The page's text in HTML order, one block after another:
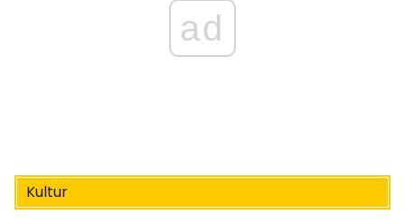
ad
Kultur